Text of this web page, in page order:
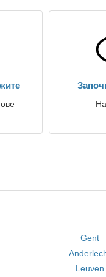
Gent
Leuven